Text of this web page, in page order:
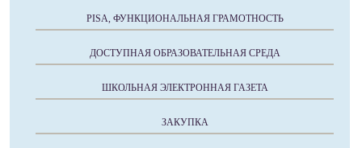
PISA, ФУНКЦИОНАЛЬНАЯ ГРАМОТНОСТЬ
ДОСТУПНАЯ ОБРАЗОВАТЕЛЬНАЯ СРЕДА
ШКОЛЬНАЯ ЭЛЕКТРОННАЯ ГАЗЕТА
ЗАКУПКА